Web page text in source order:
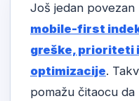
Još jedan povezan
mobile-first
greške, prioriteti
optimizacije.
pomažu čitaocu da